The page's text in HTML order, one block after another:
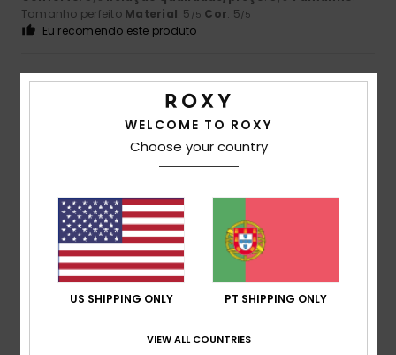
Tamanho perfeito Material: 5 /5 Cor: 5/5
Eu recomendo este produto
4/5
2. Maio 2026
Mostrar original - Francês
Conforto: 5/5 Relação qualidade/preço
PequenoMaterial: 5/5 Cor: 4
Eu recomendo este produto
5
WELCOME TO ROXY
Choose your country
US SHIPPING ONLY PT SHIPPING ONLY
VIEW ALL COUNTRIES